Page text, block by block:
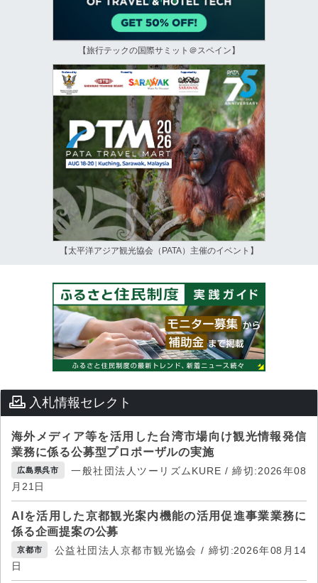
【旅行テックの国際サミット＠スペイン】
【太平洋アジア観光協会（PATA）主催のイベント】
入札情報セレクト
海外メディア等を活用した台湾市場向け観光情報発信
業務に係る公募型プロポーザルの実施
広島県呉市
一般社団法人ツーリズムKURE / 締切:2026年08
月21日
AIを活用した京都観光案内機能の活用促進事業業務に
係る企画提案の公募
京都市
公益社団法人京都市観光協会 / 締切:2026年08月14
日